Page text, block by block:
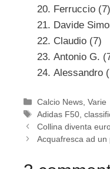
Ferruccio (7)
Davide
Claudio (7)
Antonio G.
Alessandro
Categorie
Calcio News ,Varie
Tag
Adidas F50 ,
Collina diventa
Acquafresca ad un